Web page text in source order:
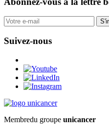
Suivez-nous
Membredu groupe unicancer